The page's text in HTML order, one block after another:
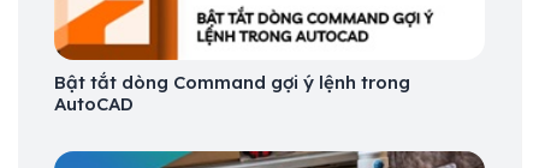
Bật tắt dòng Command gợi ý lệnh trong
AutoCAD